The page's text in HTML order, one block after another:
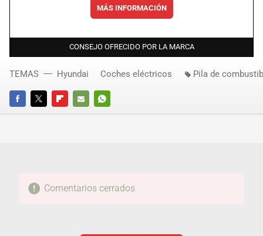
MÁS INFORMACIÓN
CONSEJO OFRECIDO POR LA MARCA
FACEBOOKTWITTERFLIPBOARD
E-
WHATSAPP
TEMAS Hyundai Coches eléctricos Pila de
Comentarios cerrados